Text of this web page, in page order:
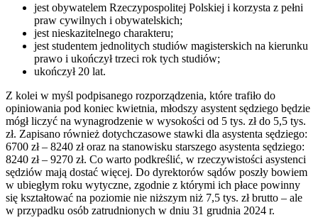
jest obywatelem Rzeczypospolitej Polskiej i korzysta z pełni
praw cywilnych i obywatelskich;
jest nieskazitelnego charakteru;
jest studentem jednolitych studiów magisterskich na kierunku
prawo i ukończył trzeci rok tych studiów;
ukończył 20 lat.
Z kolei w myśl podpisanego rozporządzenia, które trafiło do
opiniowania pod koniec kwietnia, młodszy asystent sędziego będzie
mógł liczyć na wynagrodzenie w wysokości od 5 tys. zł do 5,5 tys.
zł. Zapisano również dotychczasowe stawki dla asystenta sędziego:
6700 zł – 8240 zł oraz na stanowisku starszego asystenta sędziego:
8240 zł – 9270 zł. Co warto podkreślić, w rzeczywistości asystenci
sędziów mają dostać więcej. Do dyrektorów sądów poszły bowiem
w ubiegłym roku wytyczne, zgodnie z którymi ich płace powinny
się kształtować na poziomie nie niższym niż 7,5 tys. zł brutto – ale
w przypadku osób zatrudnionych w dniu 31 grudnia 2024 r.